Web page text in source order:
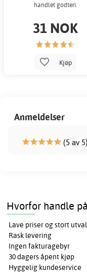
handlet godteri.
31 NOK
Kjøp
Anmeldelser
(5 av
Hvorfor handle
Lave priser og stort
Rask levering
Ingen fakturagebyr
30 dagers åpent kjøp
Hyggelig kundeservice